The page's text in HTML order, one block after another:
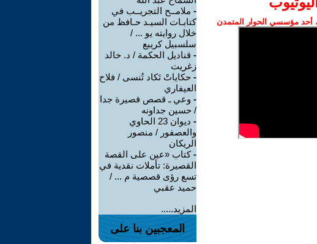
أحد مؤسسي الحوار المتمدن
- ملامــح التجريــب في
كتابـات السيـد حـافظ من
خلال روايته يو ... /
سلسبيل كريبع
- قناديل الحكمة / د. خالد
زغريت
- حكاياتْ تَكاد تُنسى / فلاح
العيفاري
- وعي ـ قصص قصيرة جدا
/ حسين جداونه
-
ديوان 23 الحاوي
والعصفور / منصور
الريكان
-كتاب «عين على القصة
القصيرة: تأملات نقدية في
تسع رؤى قصصية م ... /
حميد عقبي
المزيد.....
المعجبين بنا على